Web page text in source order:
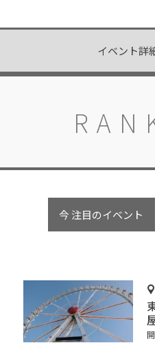
イベント詳
今 注目のイベント